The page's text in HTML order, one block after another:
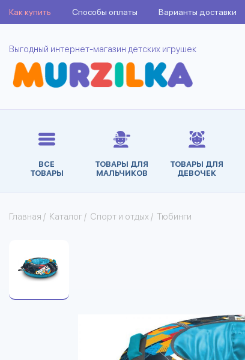
Как купить Способы оплаты Варианты доставки
Выгодный интернет-магазин детских игрушек
ВСЕ
ТОВАРЫ
ТОВАРЫ ДЛЯ
МАЛЬЧИКОВ
ТОВАРЫ ДЛЯ
ДЕВОЧЕК
Главная / Каталог / Спорт и отдых / Тюбинги